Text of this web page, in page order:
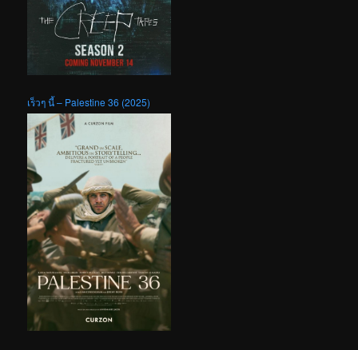
เร็วๆ นี้ – Palestine 36 (2025)